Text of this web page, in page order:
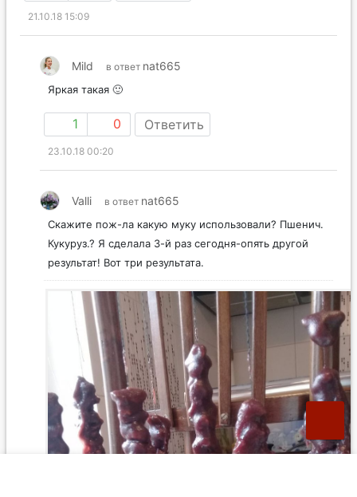
21.10.18 15:09
Mild в ответ nat665
Яркая такая 🙂
1 0 Ответить
23.10.18 00:20
Valli в ответ nat665
Скажите пож-ла какую муку использовали? Пшенич.
Кукуруз.? Я сделала 3-й раз сегодня-опять другой
результат! Вот три результата.